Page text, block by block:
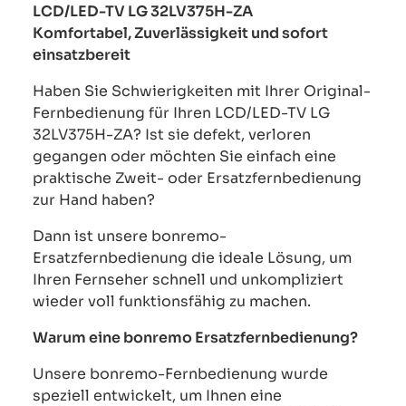
LCD/LED-TV LG 32LV375H-ZA
Komfortabel, Zuverlässigkeit und sofort
einsatzbereit
Haben Sie Schwierigkeiten mit Ihrer Original-
Fernbedienung für Ihren LCD/LED-TV LG
32LV375H-ZA? Ist sie defekt, verloren
gegangen oder möchten Sie einfach eine
praktische Zweit- oder Ersatzfernbedienung
zur Hand haben?
Dann ist unsere bonremo-
Ersatzfernbedienung die ideale Lösung, um
Ihren Fernseher schnell und unkompliziert
wieder voll funktionsfähig zu machen.
Warum eine bonremo Ersatzfernbedienung?
Unsere bonremo-Fernbedienung wurde
speziell entwickelt, um Ihnen eine